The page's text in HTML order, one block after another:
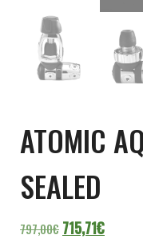
ATOMIC
SEALED
797,00€ El precio
715,71€El